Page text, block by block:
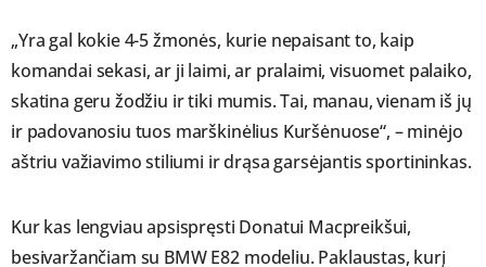
„Yra gal kokie 4-5 žmonės, kurie nepaisant to, kaip
komandai sekasi, ar ji laimi, ar pralaimi, visuomet palaiko,
skatina geru žodžiu ir tiki mumis. Tai, manau, vienam iš jų
ir padovanosiu tuos marškinėlius Kuršėnuose“, – minėjo
aštriu važiavimo stiliumi ir drąsa garsėjantis sportininkas.
Kur kas lengviau apsispręsti Donatui Macpreikšui,
besivaržančiam su BMW E82 modeliu. Paklaustas, kurį